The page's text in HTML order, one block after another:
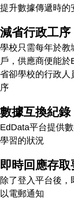
提升數據傳遞時的
減省行政工序
學校只需每年於教
戶，供應商便能於
省卻學校的行政人
序
數據互換紀錄
EdData平台提供
學習的狀況
即時回應存取
除了登入平台後
以電郵通知